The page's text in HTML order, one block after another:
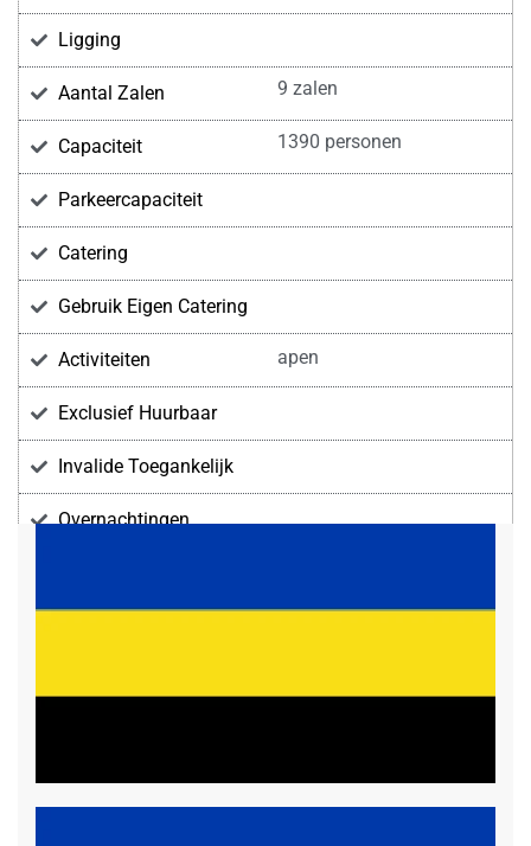
Ligging
Aantal Zalen 9 zalen
Capaciteit 1390 personen
Parkeercapaciteit
Catering
Gebruik Eigen Catering
Activiteiten apen
Exclusief Huurbaar
Invalide Toegankelijk
Overnachtingen